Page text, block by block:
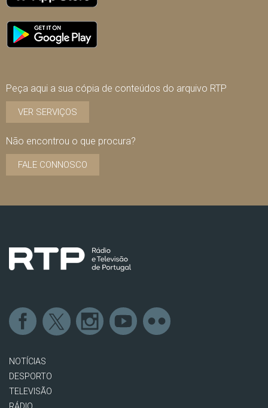
Peça aqui a sua cópia de conteúdos do arquivo RTP
VER SERVIÇOS
Não encontrou o que procura?
FALE CONNOSCO
NOTÍCIAS
DESPORTO
TELEVISÃO